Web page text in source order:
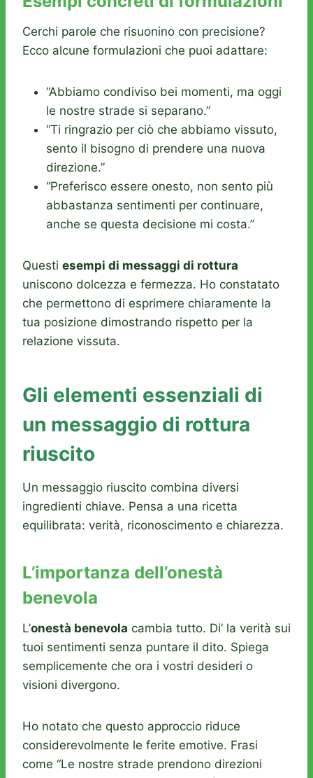
Cerchi parole che risuonino con precisione?
Ecco alcune formulazioni che puoi adattare:
“Abbiamo condiviso bei momenti, ma oggi
le nostre strade si separano.”
“Ti ringrazio per ciò che abbiamo vissuto,
sento il bisogno di prendere una nuova
direzione.”
“Preferisco essere onesto, non sento più
abbastanza sentimenti per continuare,
anche se questa decisione mi costa.”
Questi esempi di messaggi di rottura
uniscono dolcezza e fermezza. Ho constatato
che permettono di esprimere chiaramente la
tua posizione dimostrando rispetto per la
relazione vissuta.
Gli elementi essenziali di
un messaggio di rottura
riuscito
Un messaggio riuscito combina diversi
ingredienti chiave. Pensa a una ricetta
equilibrata: verità, riconoscimento e chiarezza.
L’importanza dell’onestà
benevola
L’onestà benevola cambia tutto. Di’ la verità sui
tuoi sentimenti senza puntare il dito. Spiega
semplicemente che ora i vostri desideri o
visioni divergono.
Ho notato che questo approccio riduce
considerevolmente le ferite emotive. Frasi
come “Le nostre strade prendono direzioni